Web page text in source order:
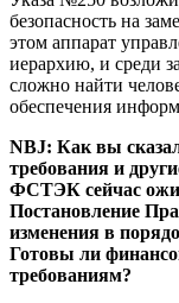
безопасность на
этом аппарат
иерархию, и среди
сложно найти
обеспечения
NBJ: Как вы
требования и
ФСТЭК сейчас
Постановление
изменения в
Готовы ли
требованиям?